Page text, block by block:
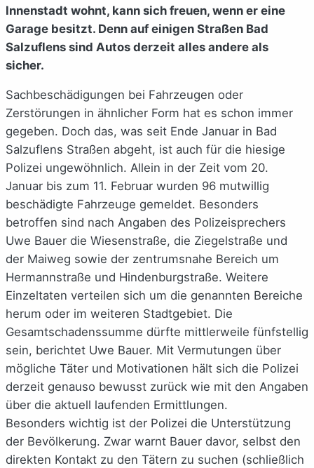
Innenstadt wohnt, kann sich freuen, wenn er eine
Garage besitzt. Denn auf einigen Straßen Bad
Salzuflens sind Autos derzeit alles andere als
sicher.
Sachbeschädigungen bei Fahrzeugen oder
Zerstörungen in ähnlicher Form hat es schon immer
gegeben. Doch das, was seit Ende Januar in Bad
Salzuflens Straßen abgeht, ist auch für die hiesige
Polizei ungewöhnlich. Allein in der Zeit vom 20.
Januar bis zum 11. Februar wurden 96 mutwillig
beschädigte Fahrzeuge gemeldet. Besonders
betroffen sind nach Angaben des Polizeisprechers
Uwe Bauer die Wiesenstraße, die Ziegelstraße und
der Maiweg sowie der zentrumsnahe Bereich um
Hermannstraße und Hindenburgstraße. Weitere
Einzeltaten verteilen sich um die genannten Bereiche
herum oder im weiteren Stadtgebiet. Die
Gesamtschadenssumme dürfte mittlerweile fünfstellig
sein, berichtet Uwe Bauer. Mit Vermutungen über
mögliche Täter und Motivationen hält sich die Polizei
derzeit genauso bewusst zurück wie mit den Angaben
über die aktuell laufenden Ermittlungen.
Besonders wichtig ist der Polizei die Unterstützung
der Bevölkerung. Zwar warnt Bauer davor, selbst den
direkten Kontakt zu den Tätern zu suchen (schließlich